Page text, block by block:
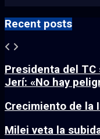
Recent posts
Presidenta del
Jerí: «No hay
Crecimiento de la
Milei veta la